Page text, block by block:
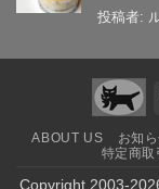
5段階中
投稿者:
ABOUT US お知
特定商
Copyright 2003-